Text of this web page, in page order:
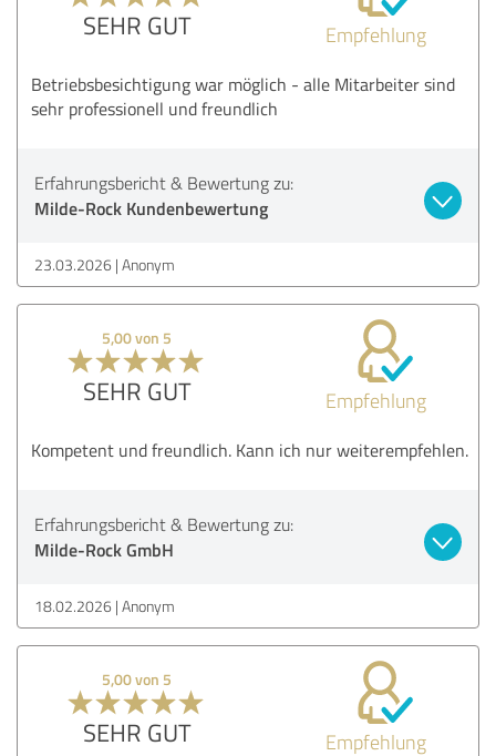
SEHR GUT Empfehlung
Betriebsbesichtigung war möglich - alle Mitarbeiter sind
sehr professionell und freundlich
Erfahrungsbericht & Bewertung zu:
Milde-Rock Kundenbewertung
23.03.2026 Anonym
5,00 von 5
SEHR GUT Empfehlung
Kompetent und freundlich. Kann ich nur weiterempfehlen.
Erfahrungsbericht & Bewertung zu:
Milde-Rock GmbH
18.02.2026 Anonym
5,00 von 5
SEHR GUT Empfehlung